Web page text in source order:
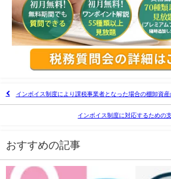
インボイス制度により課税事業者となった場合の棚卸資
インボイス制度に対応するための
おすすめの記事